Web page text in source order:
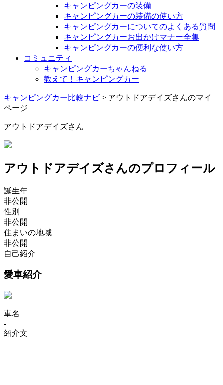
キャンピングカーの装備
キャンピングカーの装備の使い方
キャンピングカーについてのよくある質問
キャンピングカーお出かけマナー全集
キャンピングカーの便利な使い方
コミュニティ
キャンピングカーちゃんねる
教えて！キャンピングカー
キャンピングカー比較ナビ > アウトドアデイズさんのマイ
ページ
アウトドアデイズさん
アウトドアデイズさんのプロフィール
誕生年
非公開
性別
非公開
住まいの地域
非公開
自己紹介
愛車紹介
車名
-
紹介文